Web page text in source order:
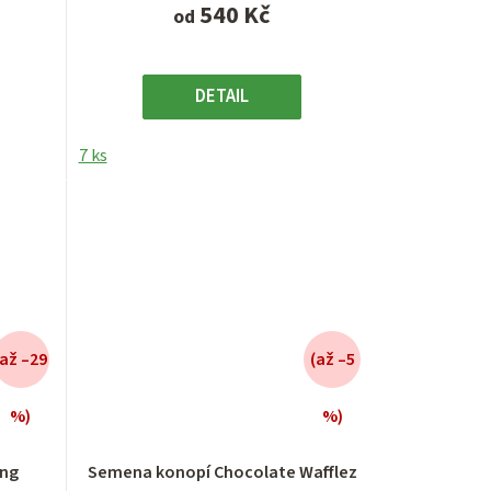
od 540 Kč
DETAIL
7 ks
–29
%)
Semena konopí Chocolate Wafflez
(až –5
%)